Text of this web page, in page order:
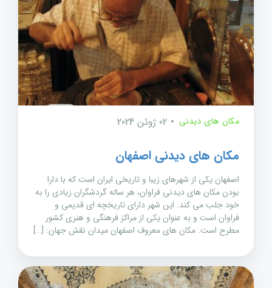
مکان های دیدنی 02 ژوئن 2024
مکان های دیدنی اصفهان
اصفهان یکی از شهرهای زیبا و تاریخی ایران است که با دارا
بودن مکان های دیدنی فراوان، هر ساله گردشگران زیادی را به
خود جلب می کند. این شهر دارای تاریخچه ای قدیمی و
فراوان است و به عنوان یکی از مراکز فرهنگی و هنری کشور
مطرح است. مکان های معروف اصفهان میدان نقش جهان: […]